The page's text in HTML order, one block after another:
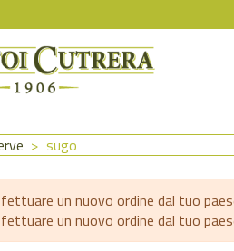
sugo
un nuovo ordine dal tuo
un nuovo ordine dal tuo